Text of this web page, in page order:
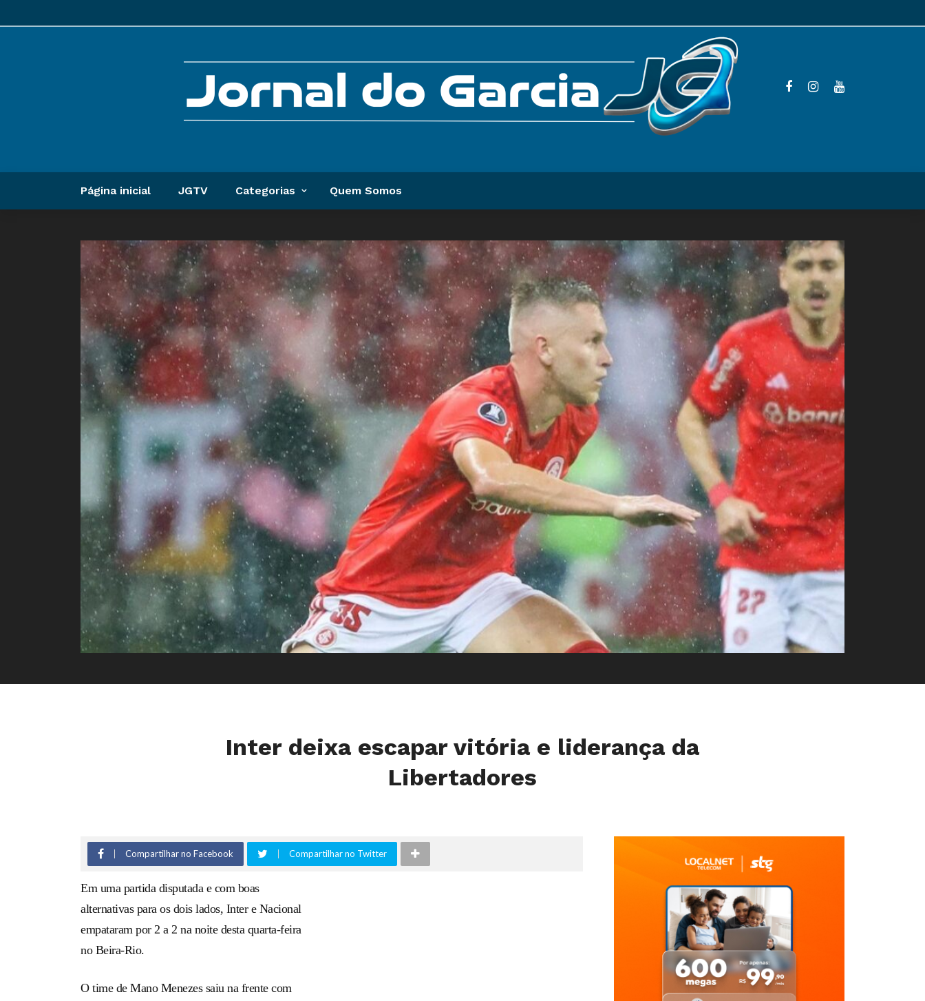
Página inicial JGTV Categorias Quem Somos
Inter deixa escapar vitória e liderança da
Libertadores
Compartilhar no Facebook Compartilhar no Twitter
Em uma partida disputada e com boas
alternativas para os dois lados, Inter e Nacional
empataram por 2 a 2 na noite desta quarta-feira
no Beira-Rio.
O time de Mano Menezes saiu na frente com